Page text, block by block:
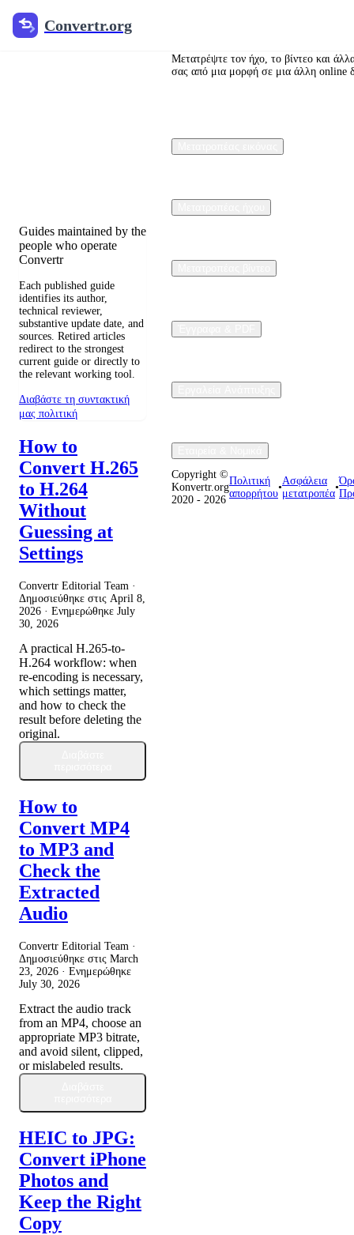
Convertr.org
Μετατροπή
Guides maintained by the
people who operate
Convertr
Each published guide
identifies its author,
technical reviewer,
substantive update date, and
sources. Retired articles
redirect to the strongest
current guide or directly to
the relevant working tool.
Διαβάστε τη συντακτική
μας πολιτική
How to
Convert H.265
to H.264
Without
Guessing at
Settings
Convertr Editorial Team ·
Δημοσιεύθηκε στις April 8,
2026 · Ενημερώθηκε July
30, 2026
A practical H.265-to-
H.264 workflow: when
re-encoding is necessary,
which settings matter,
and how to check the
result before deleting the
original.
How to
Convert MP4
to MP3 and
Check the
Extracted
Audio
Convertr Editorial Team ·
Δημοσιεύθηκε στις March
23, 2026 · Ενημερώθηκε
July 30, 2026
Extract the audio track
from an MP4, choose an
appropriate MP3 bitrate,
and avoid silent, clipped,
or mislabeled results.
HEIC to JPG:
Convert iPhone
Photos and
Keep the Right
Copy
Μετατρέψτε τον ήχο, το βίντεο και
σας από μια μορφή σε μια άλλη online
Copyright ©
Konvertr.org
2020 - 2026
Πολιτική
απορρήτου
•
Ασφάλεια
μετατροπέα
•